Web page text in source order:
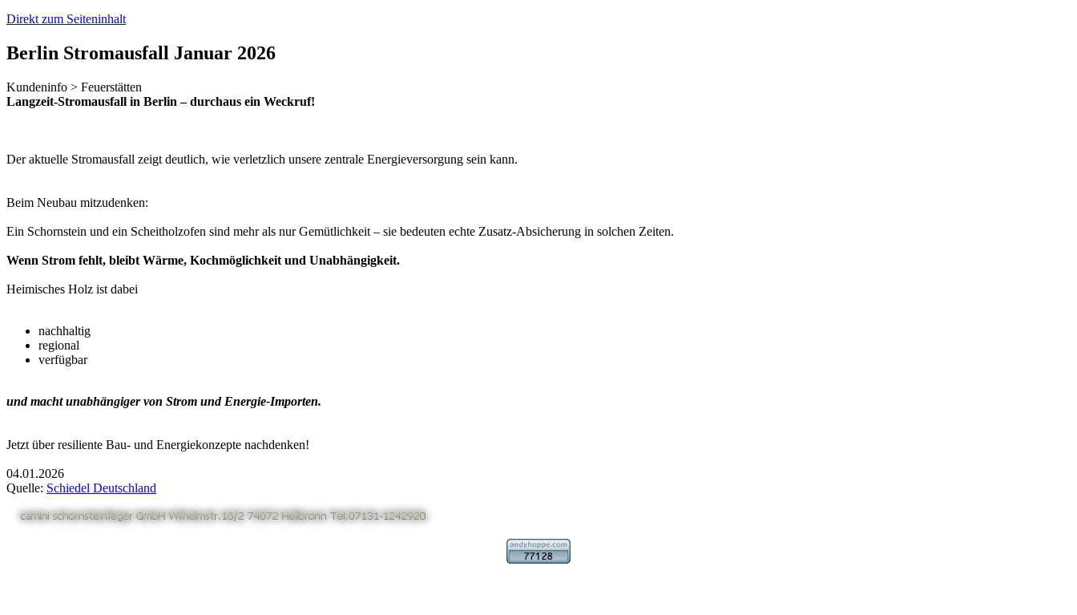
Direkt zum Seiteninhalt
Berlin Stromausfall Januar 2026
Kundeninfo > Feuerstätten
Langzeit-Stromausfall in Berlin – durchaus ein Weckruf!
Der aktuelle Stromausfall zeigt deutlich, wie verletzlich unsere zentrale Energieversorgung sein kann.
Beim Neubau mitzudenken:
Ein Schornstein und ein Scheitholzofen sind mehr als nur Gemütlichkeit – sie bedeuten echte Zusatz-Absicherung in solchen Zeiten.
Wenn Strom fehlt, bleibt Wärme, Kochmöglichkeit und Unabhängigkeit.
Heimisches Holz ist dabei
nachhaltig
regional
verfügbar
und macht unabhängiger von Strom und Energie-Importen.
Jetzt über resiliente Bau- und Energiekonzepte nachdenken!
04.01.2026
Quelle: Schiedel Deutschland